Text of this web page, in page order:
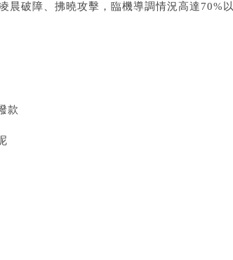
晨破障、拂曉攻擊，臨機導調情況高達70%以
款